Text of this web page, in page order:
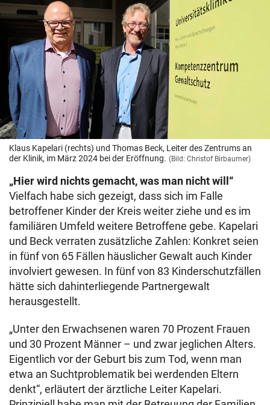
Klaus Kapelari (rechts) und Thomas Beck, Leiter des Zentrums an
der Klinik, im März 2024 bei der Eröffnung. (Bild: Christof Birbaumer)
„Hier wird nichts gemacht, was man nicht will“
Vielfach habe sich gezeigt, dass sich im Falle
betroffener Kinder der Kreis weiter ziehe und es im
familiären Umfeld weitere Betroffene gebe. Kapelari
und Beck verraten zusätzliche Zahlen: Konkret seien
in fünf von 65 Fällen häuslicher Gewalt auch Kinder
involviert gewesen. In fünf von 83 Kinderschutzfällen
hätte sich dahinterliegende Partnergewalt
herausgestellt.
„Unter den Erwachsenen waren 70 Prozent Frauen
und 30 Prozent Männer – und zwar jeglichen Alters.
Eigentlich vor der Geburt bis zum Tod, wenn man
etwa an Suchtproblematik bei werdenden Eltern
denkt“, erläutert der ärztliche Leiter Kapelari.